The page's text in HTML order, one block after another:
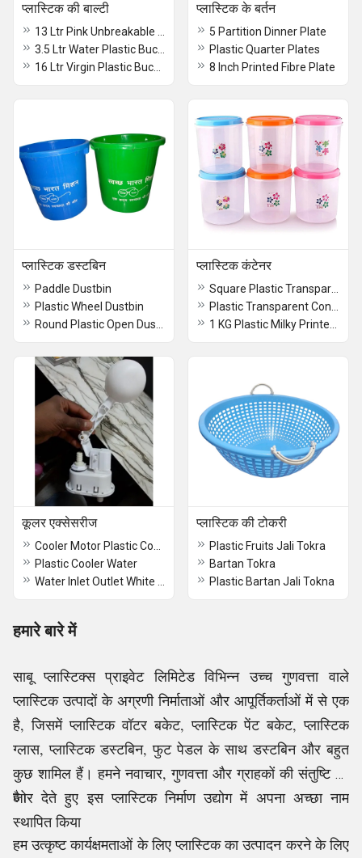
प्लास्टिक की बाल्टी प्लास्टिक के बर्तन
5 Partition Dinner Plate
Plastic Quarter Plates
8 Inch Printed Fibre Plate
प्लास्टिक डस्टबिन
Paddle Dustbin
Plastic Wheel Dustbin
प्लास्टिक कंटेनर
कूलर एक्सेसरीज
Plastic Cooler Water
प्लास्टिक की टोकरी
Plastic Fruits Jali Tokra
Bartan Tokra
Plastic Bartan Jali Tokna
हमारे बारे में
साबू प्लास्टिक्स प्राइवेट लिमिटेड विभिन्न उच्च गुणवत्ता वाले
प्लास्टिक उत्पादों के अग्रणी निर्माताओं और आपूर्तिकर्ताओं में से एक
है, जिसमें प्लास्टिक वॉटर बकेट, प्लास्टिक पेंट बकेट, प्लास्टिक
ग्लास, प्लास्टिक डस्टबिन, फुट पेडल के साथ डस्टबिन और बहुत
कुछ शामिल हैं। हमने नवाचार, गुणवत्ता और ग्राहकों की संतुष्टि पर
जोर देते हुए इस प्लास्टिक निर्माण उद्योग में अपना अच्छा नाम
स्थापित किया
है।
हम उत्कृष्ट कार्यक्षमताओं के लिए प्लास्टिक का उत्पादन करने के लिए